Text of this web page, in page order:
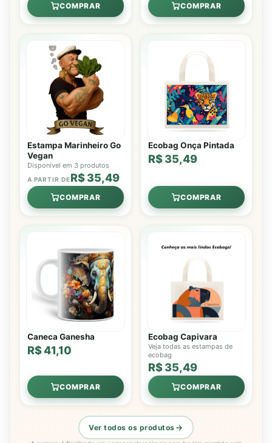
COMPRAR COMPRAR
Estampa Marinheiro Go
Vegan
Disponível em 3 produtos
A PARTIR DER$ 35,49
COMPRAR
Ecobag Onça Pintada
R$ 35,49
COMPRAR
Caneca Ganesha
R$ 41,10
COMPRAR
Ecobag Capivara
Veja todas as estampas de
ecobag
R$ 35,49
COMPRAR
Ver todos os produtos